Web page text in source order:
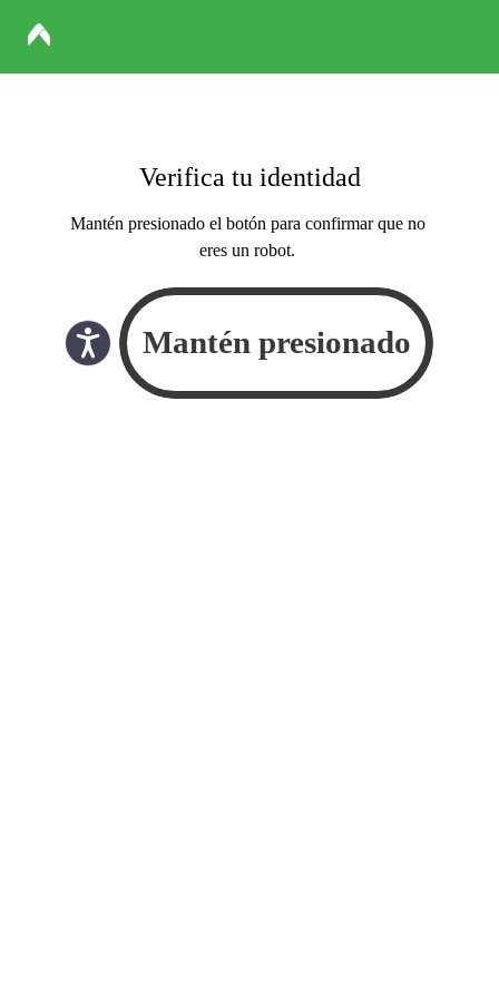
Verifica tu identidad
Mantén presionado el botón para confirmar que no
eres un robot.